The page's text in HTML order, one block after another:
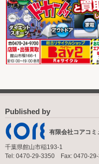
Published by
有限会社コアコミ
千葉県館山市稲193-1
Tel: 0470-29-3350 Fax: 0470-